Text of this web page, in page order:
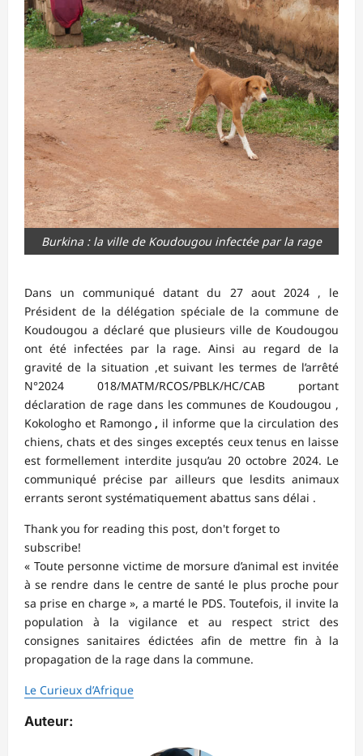
Burkina : la ville de Koudougou infectée par la rage
Dans un communiqué datant du 27 aout 2024 , le
Président de la délégation spéciale de la commune de
Koudougou a déclaré que plusieurs ville de Koudougou
ont été infectées par la rage. Ainsi au regard de la
gravité de la situation ,et suivant les termes de l’arrêté
N°2024 018/MATM/RCOS/PBLK/HC/CAB portant
déclaration de rage dans les communes de Koudougou ,
Kokologho et Ramongo , il informe que la circulation des
chiens, chats et des singes exceptés ceux tenus en laisse
est formellement interdite jusqu’au 20 octobre 2024. Le
communiqué précise par ailleurs que lesdits animaux
errants seront systématiquement abattus sans délai .
Thank you for reading this post, don't forget to
subscribe!
« Toute personne victime de morsure d’animal est invitée
à se rendre dans le centre de santé le plus proche pour
sa prise en charge », a marté le PDS. Toutefois, il invite la
population à la vigilance et au respect strict des
consignes sanitaires édictées afin de mettre fin à la
propagation de la rage dans la commune.
Le Curieux d’Afrique
Auteur: